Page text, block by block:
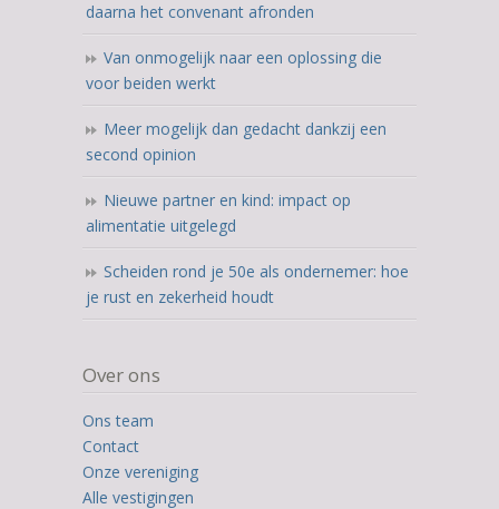
daarna het convenant afronden
Van onmogelijk naar een oplossing die
voor beiden werkt
Meer mogelijk dan gedacht dankzij een
second opinion
Nieuwe partner en kind: impact op
alimentatie uitgelegd
Scheiden rond je 50e als ondernemer: hoe
je rust en zekerheid houdt
Over ons
Ons team
Contact
Onze vereniging
Alle vestigingen